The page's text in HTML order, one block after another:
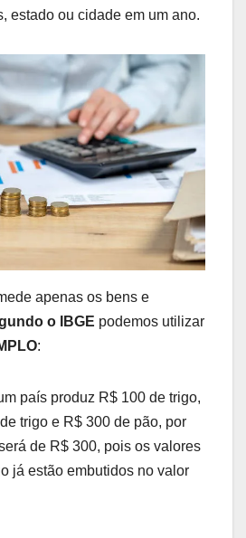
estado ou cidade em um ano.
apenas os bens e
o IBGE podemos utilizar
:
país produz R$ 100 de trigo,
trigo e R$ 300 de pão, por
de R$ 300, pois os valores
já estão embutidos no valor